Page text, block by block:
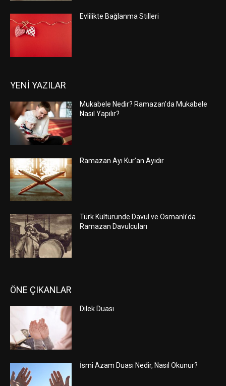
Evlilikte Bağlanma Stilleri
YENİ YAZILAR
Mukabele Nedir? Ramazan’da Mukabele
Nasıl Yapılır?
Ramazan Ayı Kur’an Ayıdır
Türk Kültüründe Davul ve Osmanlı’da
Ramazan Davulcuları
ÖNE ÇIKANLAR
Dilek Duası
İsmi Azam Duası Nedir, Nasıl Okunur?